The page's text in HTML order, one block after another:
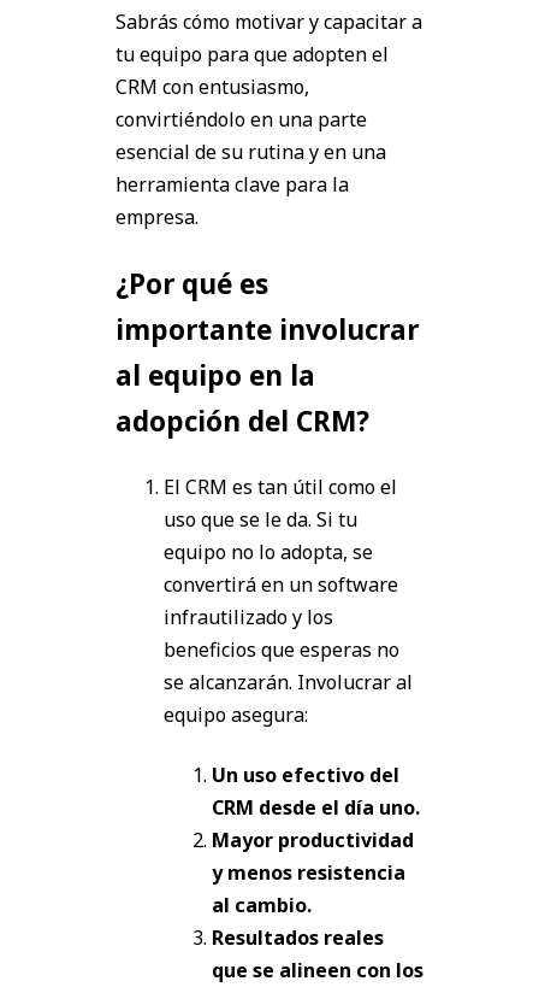
Sabrás cómo motivar y capacitar a
tu equipo para que adopten el
CRM con entusiasmo,
convirtiéndolo en una parte
esencial de su rutina y en una
herramienta clave para la
empresa.
¿Por qué es
importante involucrar
al equipo en la
adopción del CRM?
El CRM es tan útil como el
uso que se le da. Si tu
equipo no lo adopta, se
convertirá en un software
infrautilizado y los
beneficios que esperas no
se alcanzarán. Involucrar al
equipo asegura:
Un uso efectivo del
CRM desde el día uno.
Mayor productividad
y menos resistencia
al cambio.
Resultados reales
que se alineen con los